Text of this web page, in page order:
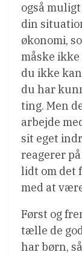
også
din
økonomi,
måske
du ikke
du har
ting. Men
arbejde
sit eget
reagerer
lidt om det
med at
Først og
tælle de
har børn,